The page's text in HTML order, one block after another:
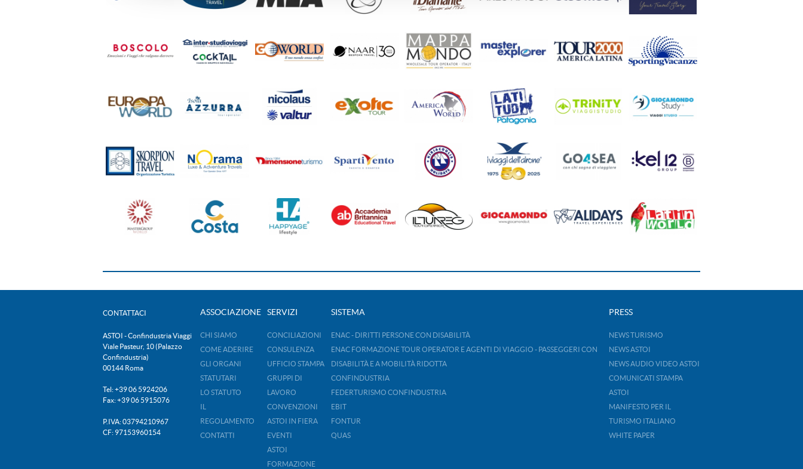
CONTATTACI
ASTOI - Confindustria Viaggi
Viale Pasteur, 10 (Palazzo
Confindustria)
00144 Roma
Tel: +39 06 5924206
Fax: +39 06 5915076
P.IVA: 03794210967
CF: 97153960154
ASSOCIAZIONE
CHI SIAMO
COME ADERIRE
GLI ORGANI
STATUTARI
LO STATUTO
REGOLAMENTO
CONTATTI
SERVIZI
CONCILIAZIONI
CONSULENZA
UFFICIO STAMPA
GRUPPI DI
LAVORO
CONVENZIONI
ASTOI IN FIERA
EVENTI
ASTOI
FORMAZIONE
SISTEMA
ENAC - DIRITTI PERSONE CON DISABILITÀ
ENAC FORMAZIONE TOUR OPERATOR E AGENTI DI VIAGGIO - PASSEGGERI CON
DISABILITÀ E A MOBILITÀ RIDOTTA
CONFINDUSTRIA
FEDERTURISMO CONFINDUSTRIA
EBIT
FONTUR
QUAS
PRESS
NEWS TURISMO
NEWS ASTOI
NEWS AUDIO VIDEO ASTOI
COMUNICATI STAMPA
ASTOI
MANIFESTO PER IL
TURISMO ITALIANO
WHITE PAPER